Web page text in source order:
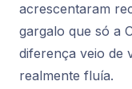
acrescentaram
gargalo que só a
diferença veio de
realmente fluía.